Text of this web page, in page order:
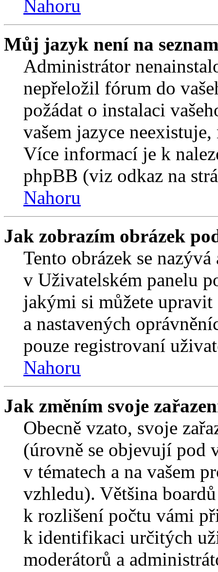
Nahoru
Můj jazyk není na
Administrátor
nepřeložil fórum do
požádat o instalaci
vašem jazyce
Více informací je k
phpBB (viz odkaz na
Nahoru
Jak zobrazím obrázek
Tento obrázek se
v Uživatelském panelu
jakými si můžete
a nastavených
pouze registrovaní
Nahoru
Jak změním svoje
Obecně vzato, svoje
(úrovně se objevují pod
v tématech a na vašem
vzhledu). Většina
k rozlišení počtu vámi
k identifikaci určitých
moderátorů a